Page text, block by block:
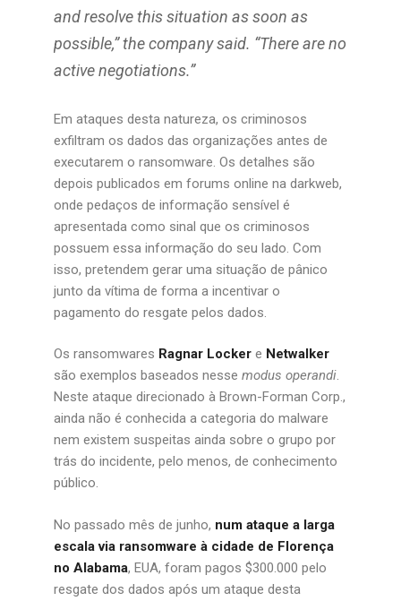
and resolve this situation as soon as
possible,” the company said. “There are no
active negotiations.”
Em ataques desta natureza, os criminosos
exfiltram os dados das organizações antes de
executarem o ransomware. Os detalhes são
depois publicados em forums online na darkweb,
onde pedaços de informação sensível é
apresentada como sinal que os criminosos
possuem essa informação do seu lado. Com
isso, pretendem gerar uma situação de pânico
junto da vítima de forma a incentivar o
pagamento do resgate pelos dados.
Os ransomwares Ragnar Locker e Netwalker
são exemplos baseados nesse modus operandi.
Neste ataque direcionado à Brown-Forman Corp.,
ainda não é conhecida a categoria do malware
nem existem suspeitas ainda sobre o grupo por
trás do incidente, pelo menos, de conhecimento
público.
No passado mês de junho, num ataque a larga
escala via ransomware à cidade de Florença
no Alabama, EUA, foram pagos $300.000 pelo
resgate dos dados após um ataque desta